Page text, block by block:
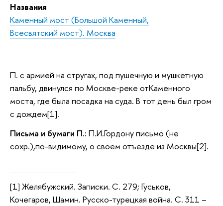
Названия
Каменный мост (Большой Каменный,
Всесвятский мост). Москва
П. с армией на стругах, под пушечную и мушкетную
пальбу, двинулся по Москве-реке отКаменного
моста, где была посадка на суда. В тот день был гром
с дождем[1].
Письма и бумаги П.: П.И.Гордону письмо (не
сохр.),по-видимому, о своем отъезде из Москвы[2].
[1] Желябужский. Записки. С. 279; Гуськов,
Кочегаров, Шамин. Русско-турецкая война. С. 311 –